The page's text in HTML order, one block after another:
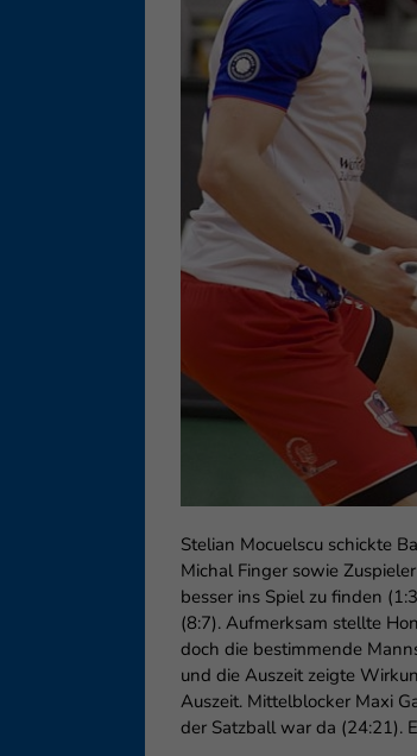
Stelian Mocuelscu schickte
Michal Finger sowie
besser ins Spiel zu finden
(8:7). Aufmerksam stellte
doch die bestimmende
und die Auszeit zeigte
Auszeit. Mittelblocker Maxi
der Satzball war da (24:21).